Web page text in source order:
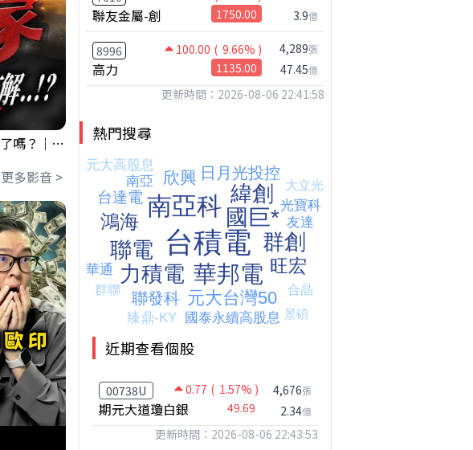
【獨家】週五這事有解⋯可以全壓了嗎？｜錢進大趨勢 Mr.智霖 陳 2026/08/06
更多影音 >
聯友金屬-創 1750.00 3.9億
8996 100.00 ( 9.66% )
高力 1135.00
4,289張
47.45億
更新時間：2026-08-06 22:41:58
熱門搜尋
近期查看個股
00738U 0.77 ( 1.57% )
期元大道瓊白銀 49.69
4,676張
2.34億
更新時間：2026-08-06 22:43:53